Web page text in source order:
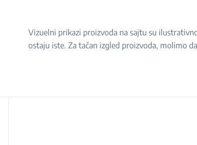
Vizuelni prikazi proizvoda na sajtu su
ostaju iste. Za tačan izgled proizvoda, molimo